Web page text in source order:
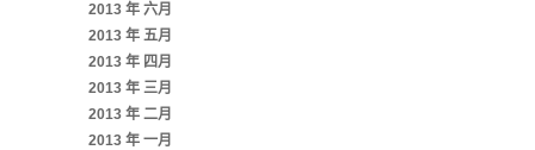
2013 年 六月
2013 年 五月
2013 年 四月
2013 年 三月
2013 年 二月
2013 年 一月